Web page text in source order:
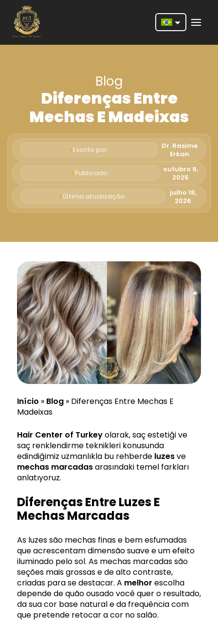
Deutsch
Português
Español
Türkçe
Italiano
Română
Svenska
Blog
Diferenças Entre
Mechas E Madeixas
Escrito por:
Dr. Rasime
Erkan
Publicado:
outubro 9,
2025
Última atualização:
julho 18,
2026
Início » Blog » Diferenças Entre Mechas E
Madeixas
Hair Center of Turkeyolarak, saç estetiği ve
saç renklendirme teknikleri konusunda
edindiğimiz uzmanlıkla bu rehberde luzesve
mechas marcadasarasındaki temel farkları
anlatıyoruz.
Diferenças Entre Luzes E
Mechas Marcadas
As luzes são mechas finas e bem esfumadas
que acrescentam dimensão suave e um efeito
iluminado pelo sol. As mechas marcadas são
seções mais grossas e de alto contraste,
criadas para se destacar. A melhor escolha
depende de quão ousado você quer o resultado,
da sua cor base natural e da frequência com
que pretende retocar a cor no salão.